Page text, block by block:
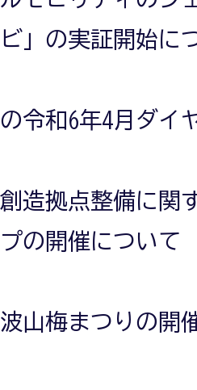
ビ」の実証開始に
令和6年4月ダイ
造拠点整備に関
の開催について
山梅まつりの開